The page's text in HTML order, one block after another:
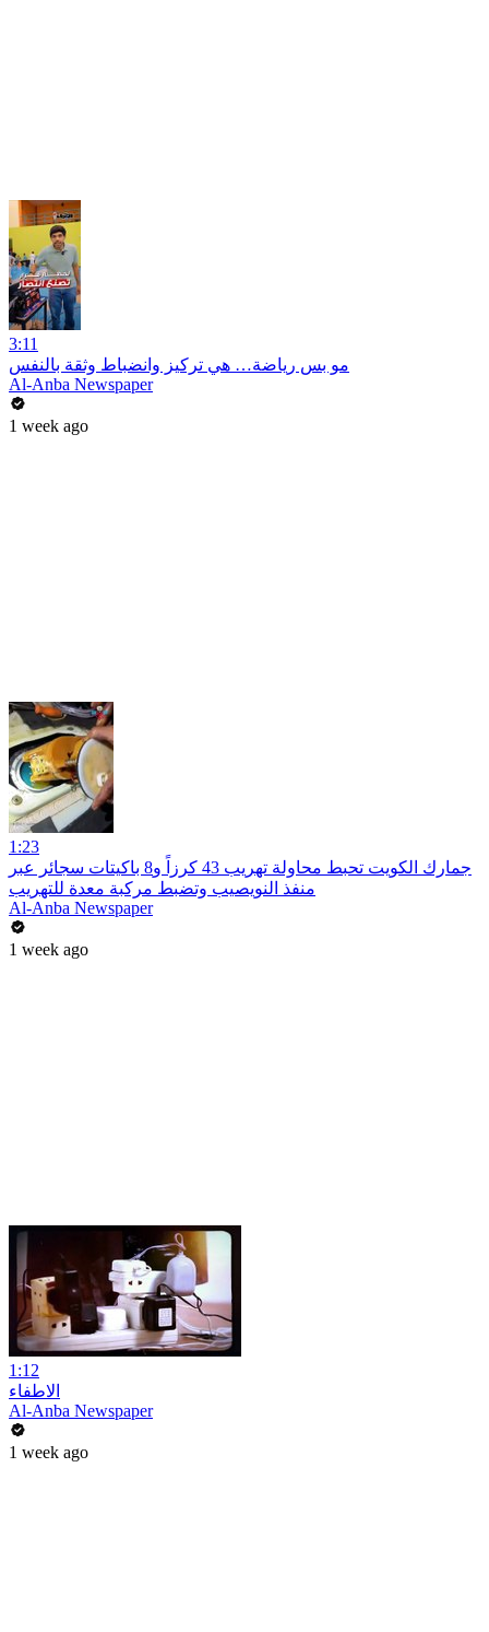
3:11
مو بس رياضة… هي تركيز وانضباط وثقة بالنفس
Al-Anba Newspaper
1 week ago
1:23
جمارك الكويت تحبط محاولة تهريب 43 كرزاً و8 باكيتات سجائر عبر
منفذ النويصيب وتضبط مركبة معدة للتهريب
Al-Anba Newspaper
1 week ago
1:12
الاطفاء
Al-Anba Newspaper
1 week ago